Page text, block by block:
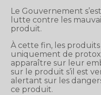
Le Gouvernement
lutte contre les
produit.
À cette fin, les
uniquement de
apparaître sur leur
sur le produit s’il est
alertant sur les
ce produit.